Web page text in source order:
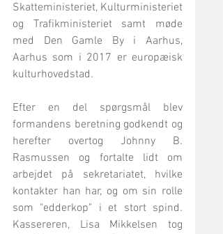
Skatteministeriet, Kulturministeriet
og Trafikministeriet samt møde
med Den Gamle By i Aarhus,
Aarhus som i 2017 er europæisk
kulturhovedstad.
Efter en del spørgsmål blev
formandens beretning godkendt og
herefter overtog Johnny B.
Rasmussen og fortalte lidt om
arbejdet på sekretariatet, hvilke
kontakter han har, og om sin rolle
som "edderkop" i et stort spind.
Kassereren, Lisa Mikkelsen tog